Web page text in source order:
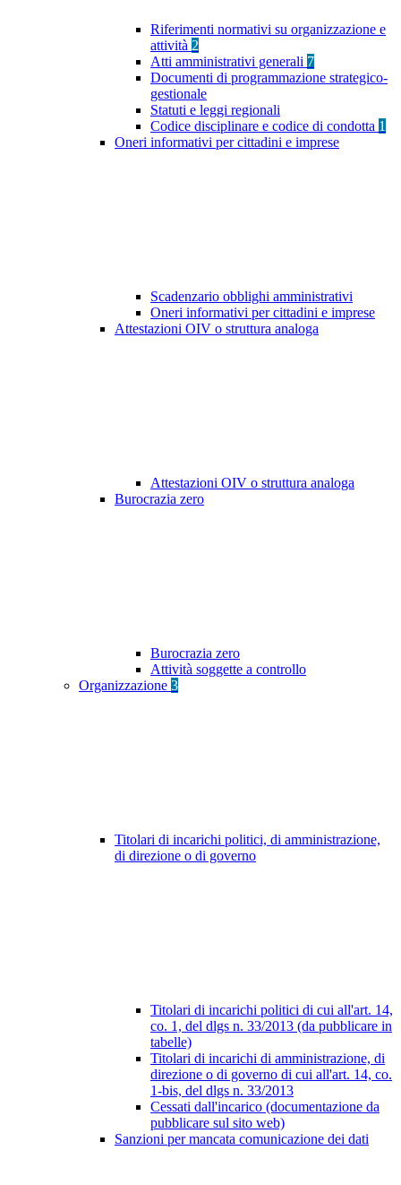
Riferimenti normativi su organizzazione e
attività 2
Atti amministrativi generali 7
Documenti di programmazione strategico-
gestionale
Statuti e leggi regionali
Codice disciplinare e codice di condotta 1
Oneri informativi per cittadini e imprese
Scadenzario obblighi amministrativi
Oneri informativi per cittadini e imprese
Attestazioni OIV o struttura analoga
Attestazioni OIV o struttura analoga
Burocrazia zero
Burocrazia zero
Attività soggette a controllo
Organizzazione 3
Titolari di incarichi politici, di amministrazione,
di direzione o di governo
Titolari di incarichi politici di cui all'art. 14,
co. 1, del dlgs n. 33/2013 (da pubblicare in
tabelle)
Titolari di incarichi di amministrazione, di
direzione o di governo di cui all'art. 14, co.
1-bis, del dlgs n. 33/2013
Cessati dall'incarico (documentazione da
pubblicare sul sito web)
Sanzioni per mancata comunicazione dei dati